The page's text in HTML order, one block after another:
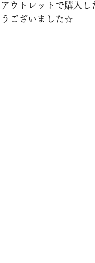
アウトレットで購入
うございました☆